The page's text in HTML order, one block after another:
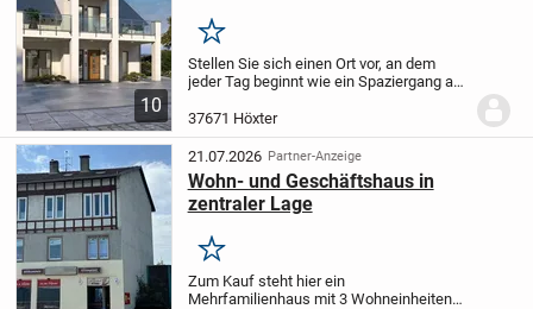
10
Merken
Stellen Sie sich einen Ort vor, an dem
jeder Tag beginnt wie ein Spaziergang am
stilvollsten Vierteln von New York. Genau
dieses Gefühl bringt unser Designhaus...
37671 Höxter
21.07.2026 Partner-Anzeige
Wohn- und Geschäftshaus in
zentraler Lage
Merken
Zum Kauf steht hier ein
Mehrfamilienhaus mit 3 Wohneinheiten